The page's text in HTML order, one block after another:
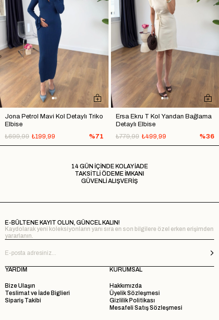
Jona Petrol Mavi Kol Detaylı Triko
Elbise
₺199,99
₺699,99 %71
Ersa Ekru T Kol Yandan Bağlama
Detaylı Elbise
₺499,99
₺779,99 %36
14 GÜN İÇİNDE KOLAY İADE
TAKSİTLİ ÖDEME İMKANI
GÜVENLİ ALIŞVERİŞ
E-BÜLTENE KAYIT OLUN, GÜNCEL KALIN!
Kaydolarak yeni koleksiyonların yanı sıra en son bilgilere özel erken erişimden
yararlanın.
YARDIM
Bize Ulaşın
Teslimat ve İade Biglieri
Sipariş Takibi
KURUMSAL
Hakkımızda
Üyelik Sözleşmesi
Gizlilik Politikası
Mesafeli Satış Sözleşmesi